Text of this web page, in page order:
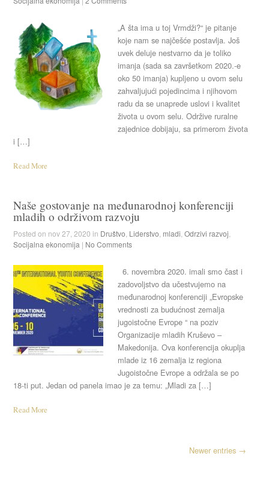
„A šta ima u toj Vrmdži?“ je pitanje
koje nam se najčešće postavlja. Još
uvek deluje nestvarno da je toliko
imanja (sada sa završetkom 2020.-e
oko 50 imanja) kupljeno u ovom selu
zahvaljujući pojedincima i njihovom
radu da se unaprede uslovi i kvalitet
života u ovom selu. Održive ruralne
zajednice dobijaju, sa primerom života
i […]
Read More
Naše gostovanje na međunarodnoj konferenciji
mladih o održivom razvoju
Posted on nov 27, 2020 in Društvo Liderstvo mladi Odrzivi razvoj
Socijalna ekonomija | No Comments
6. novembra 2020. imali smo čast i
zadovoljstvo da učestvujemo na
međunarodnoj konferenciji „Evropske
vrednosti za budućnost zemalja
jugoistočne Evrope “ na poziv
Organizacije mladih Kruševo –
Makedonija. Ova konferencija okuplja
mlade iz 16 zemalja iz regiona
Jugoistočne Evrope a održala se po
18-ti put. Jedan od panela imao je za temu: „Mladi za […]
Read More
Newer entries →